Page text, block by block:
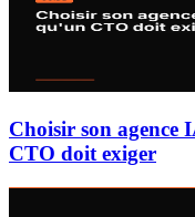
Choisir son agence
CTO doit exiger